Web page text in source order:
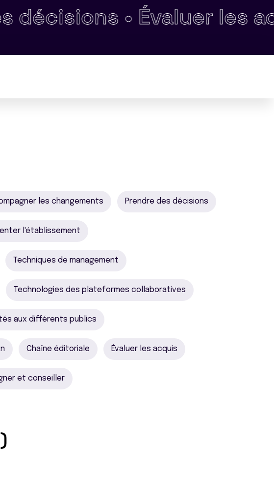
•Évaluer les
les changements Prendre des décisions
l'établissement
Techniques de management
Technologies des plateformes collaboratives
aux différents publics
Chaîne éditoriale Évaluer les acquis
et conseiller